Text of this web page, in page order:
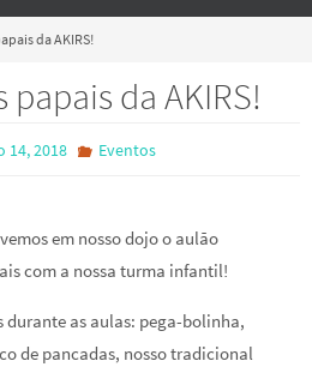
da AKIRS!
da AKIRS!
14, 2018 Eventos
em nosso dojo o aulão
com a nossa turma infantil!
durante as aulas: pega-bolinha,
de pancadas, nosso tradicional